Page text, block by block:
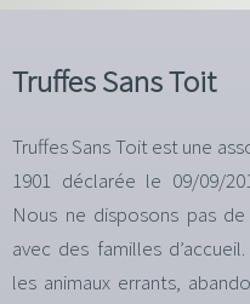
Truffes Sans Toit
Truffes Sans Toit est une
1901 déclarée le 09/09/
Nous ne disposons pas
avec des familles
les animaux errants,